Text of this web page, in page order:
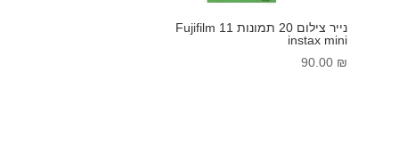
נייר צילום 20 תמונות 11 Fujifilm
instax mini
90.00 ₪